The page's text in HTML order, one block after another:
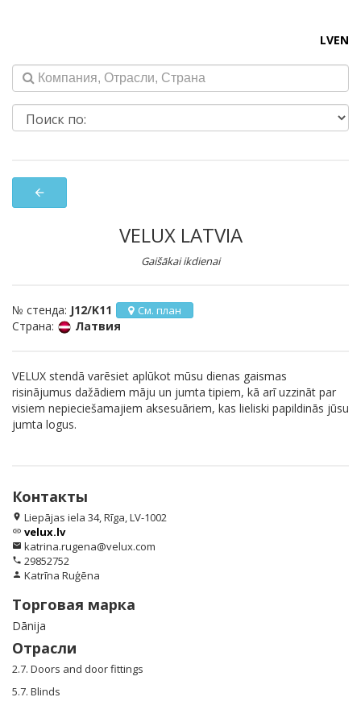
LVEN
arrow_back
VELUX LATVIA
Gaišākai ikdienai
№ стенда: J12/K11 См. план
Страна: Латвия
VELUX stendā varēsiet aplūkot mūsu dienas gaismas
risinājumus dažādiem māju un jumta tipiem, kā arī uzzināt par
visiem nepieciešamajiem aksesuāriem, kas lieliski papildinās jūsu
jumta logus.
Контакты
location_on Liepājas iela 34, Rīga, LV-1002
link velux.lv
email katrina.rugena@velux.com
phone 29852752
person Katrīna Ruģēna
Торговая марка
Dānija
Отрасли
2.7. Doors and door fittings
5.7. Blinds